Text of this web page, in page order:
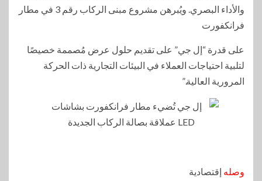
والأداء البصري. ويُبرهن مشروع مبنى الركاب رقم 3 في مطار
فرانكفورت
على قدرة “إل جي” على تقديم حلول عرض مُصممة خصيصًا
لتلبية احتياجات العملاء في البيئات التجارية ذات الحركة
المرورية العالية.”
وصله إقتصادية